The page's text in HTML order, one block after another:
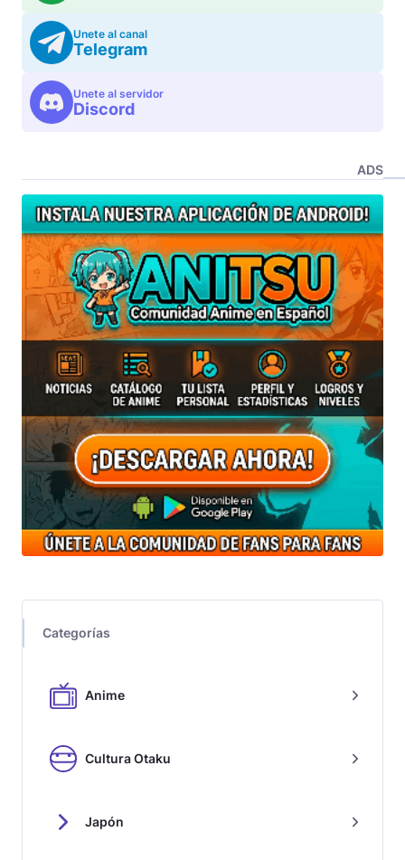
Unete al canal
Telegram
Unete al servidor
Discord
ADS
Categorías
Anime
Cultura Otaku
Japón